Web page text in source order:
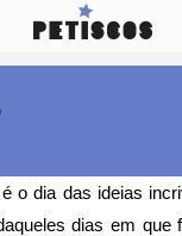
o dia das ideias
dias em que